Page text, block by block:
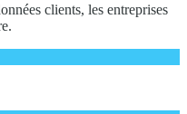
clients, les entreprises